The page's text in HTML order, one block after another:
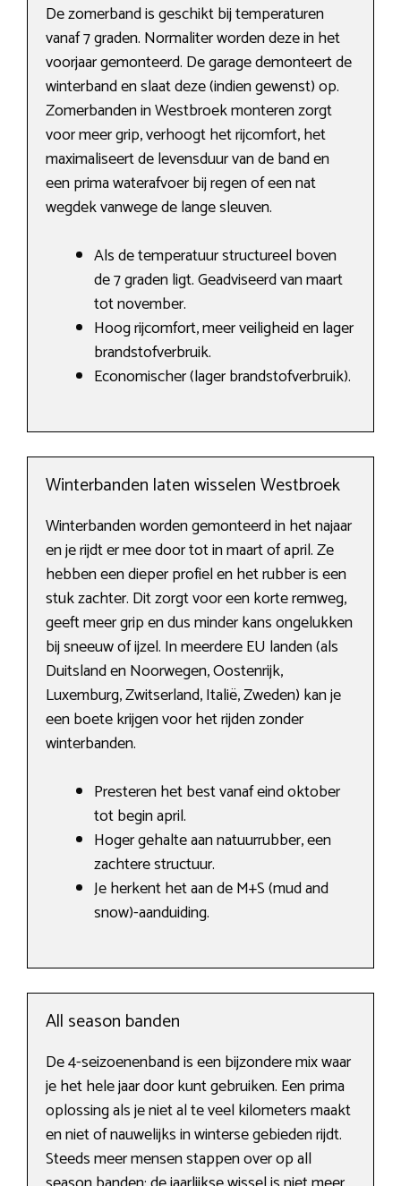
De zomerband is geschikt bij temperaturen
vanaf 7 graden. Normaliter worden deze in het
voorjaar gemonteerd. De garage demonteert de
winterband en slaat deze (indien gewenst) op.
Zomerbanden in Westbroek monteren zorgt
voor meer grip, verhoogt het rijcomfort, het
maximaliseert de levensduur van de band en
een prima waterafvoer bij regen of een nat
wegdek vanwege de lange sleuven.
Als de temperatuur structureel boven
de 7 graden ligt. Geadviseerd van maart
tot november.
Hoog rijcomfort, meer veiligheid en lager
brandstofverbruik.
Economischer (lager brandstofverbruik).
Winterbanden laten wisselen Westbroek
Winterbanden worden gemonteerd in het najaar
en je rijdt er mee door tot in maart of april. Ze
hebben een dieper profiel en het rubber is een
stuk zachter. Dit zorgt voor een korte remweg,
geeft meer grip en dus minder kans ongelukken
bij sneeuw of ijzel. In meerdere EU landen (als
Duitsland en Noorwegen, Oostenrijk,
Luxemburg, Zwitserland, Italië, Zweden) kan je
een boete krijgen voor het rijden zonder
winterbanden.
Presteren het best vanaf eind oktober
tot begin april.
Hoger gehalte aan natuurrubber, een
zachtere structuur.
Je herkent het aan de M+S (mud and
snow)-aanduiding.
All season banden
De 4-seizoenenband is een bijzondere mix waar
je het hele jaar door kunt gebruiken. Een prima
oplossing als je niet al te veel kilometers maakt
en niet of nauwelijks in winterse gebieden rijdt.
Steeds meer mensen stappen over op all